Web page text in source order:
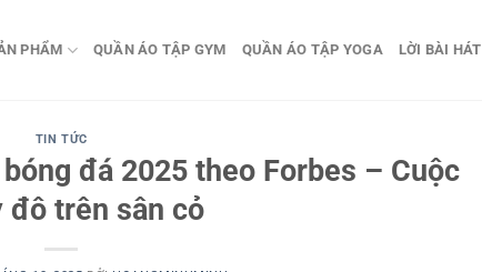
PHẨM QUẦN ÁO TẬP GYM QUẦN ÁO TẬP YOGA LỜI BÀI HÁT
TIN TỨC
đá 2025 theo Forbes – Cuộc
đô trên sân cỏ